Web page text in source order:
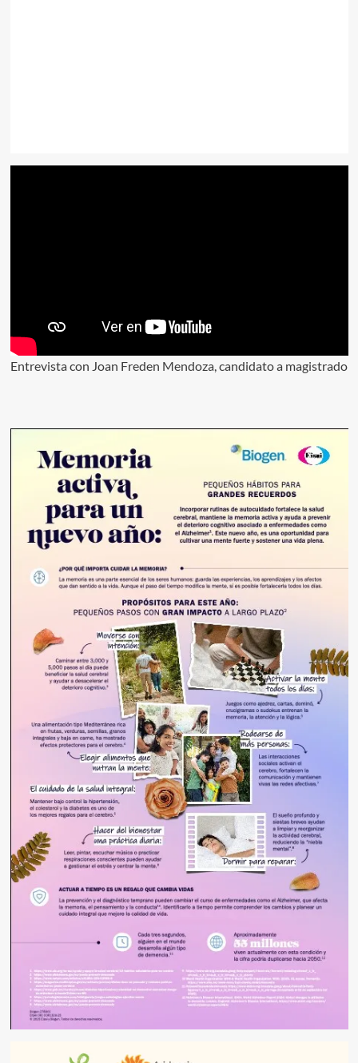
Entrevista con Joan Freden Mendoza, candidato a magistrado